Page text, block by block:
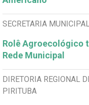
SECRETARIA
Rolê Agroecológico
Rede Municipal
DIRETORIA REGIONAL
PIRITUBA